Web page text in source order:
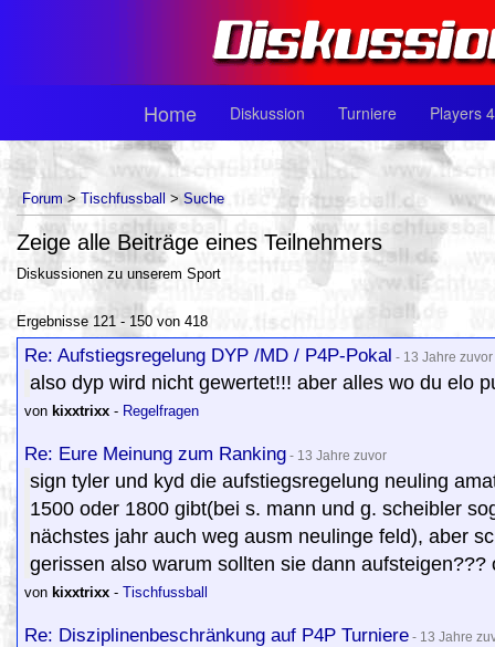
Home Diskussion Turniere Players
Forum > Tischfussball > Suche
Zeige alle Beiträge eines Teilnehmers
Diskussionen zu unserem Sport
Ergebnisse 121 - 150 von 418
Re: Aufstiegsregelung DYP /MD / P4P-Pokal - 13 Jahre zuvor
also dyp wird nicht gewertet!!! aber alles wo du elo
von kixxtrixx - Regelfragen
Re: Eure Meinung zum Ranking - 13 Jahre zuvor
sign tyler und kyd die aufstiegsregelung neuling
1500 oder 1800 gibt(bei s. mann und g. scheibler
nächstes jahr auch weg ausm neulinge feld), aber
gerissen also warum sollten sie dann
von kixxtrixx - Tischfussball
Re: Disziplinenbeschränkung auf P4P Turniere - 13 Jahre